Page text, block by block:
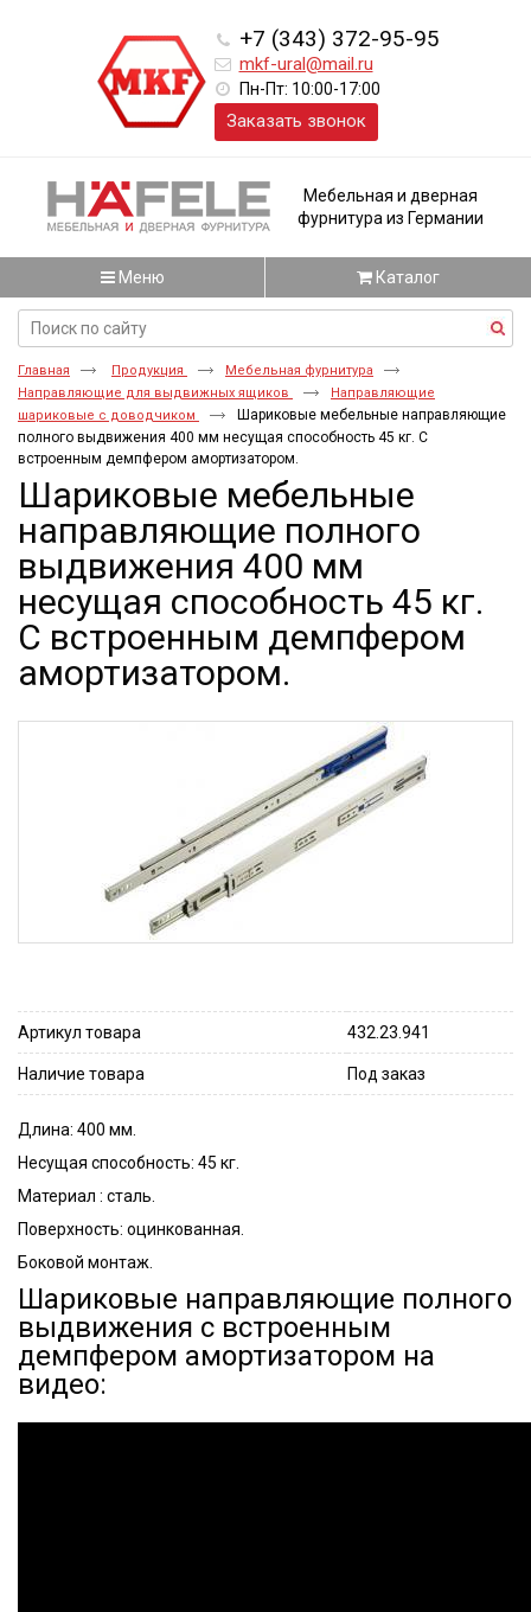
+7 (343) 372-95-95
mkf-ural@mail.ru
Пн-Пт: 10:00-17:00
Заказать звонок
Мебельная и дверная
фурнитура из Германии
Меню Каталог
Главная Продукция
Мебельная фурнитура
Направляющие для выдвижных ящиков
Направляющие
шариковые с доводчиком
Шариковые мебельные направляющие
полного выдвижения 400 мм несущая способность 45 кг. С
встроенным демпфером амортизатором.
Шариковые мебельные
направляющие полного
выдвижения 400 мм
несущая способность 45 кг.
С встроенным демпфером
амортизатором.
Артикул товара 432.23.941
Наличие товара Под заказ
Длина: 400 мм.
Несущая способность: 45 кг.
Материал : сталь.
Поверхность: оцинкованная.
Боковой монтаж.
Шариковые направляющие полного
выдвижения с встроенным
демпфером амортизатором на
видео: